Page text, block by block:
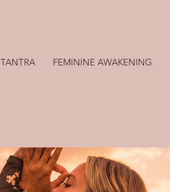
TANTRA FEMININE AWAKENING